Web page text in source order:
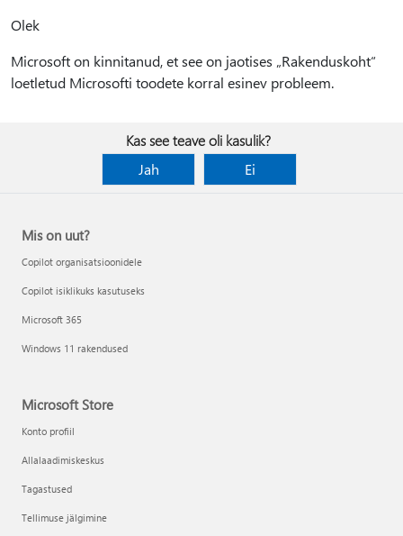
Olek
Microsoft on kinnitanud, et see on jaotises „Rakenduskoht“
loetletud Microsofti toodete korral esinev probleem.
Kas see teave oli kasulik?
Jah
Ei
Mis on uut?
Copilot organisatsioonidele
Copilot isiklikuks kasutuseks
Microsoft 365
Windows 11 rakendused
Microsoft Store
Konto profiil
Allalaadimiskeskus
Tagastused
Tellimuse jälgimine